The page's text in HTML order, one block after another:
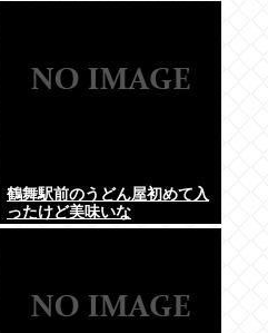
鶴舞駅前のうどん屋初めて入
ったけど美味いな